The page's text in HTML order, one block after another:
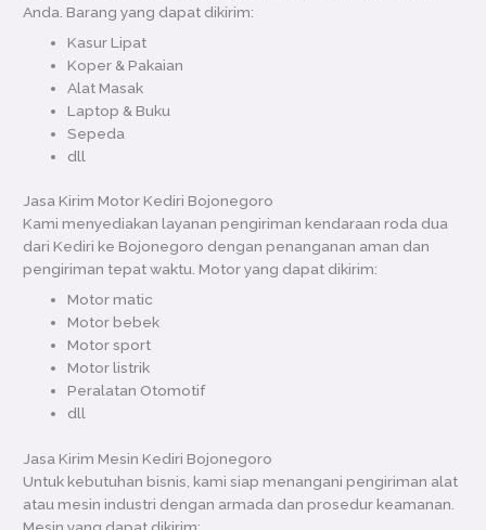
Anda. Barang yang dapat dikirim:
Kasur Lipat
Koper & Pakaian
Alat Masak
Laptop & Buku
Sepeda
dll
Jasa Kirim Motor Kediri Bojonegoro
Kami menyediakan layanan pengiriman kendaraan roda dua
dari Kediri ke Bojonegoro dengan penanganan aman dan
pengiriman tepat waktu. Motor yang dapat dikirim:
Motor matic
Motor bebek
Motor sport
Motor listrik
Peralatan Otomotif
dll
Jasa Kirim Mesin Kediri Bojonegoro
Untuk kebutuhan bisnis, kami siap menangani pengiriman alat
atau mesin industri dengan armada dan prosedur keamanan.
Mesin yang dapat dikirim: